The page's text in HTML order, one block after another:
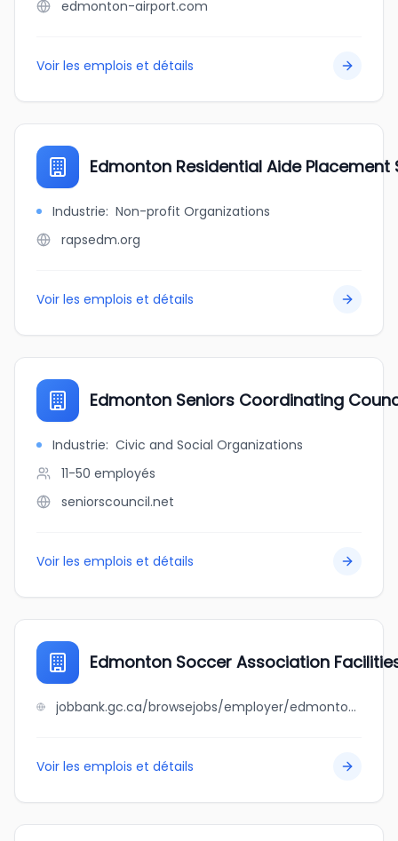
edmonton-airport.com
Voir les emplois et détails
Edmonton Residential Aide Placement
Industrie: Non-profit Organizations
rapsedm.org
Voir les emplois et détails
Edmonton Seniors Coordinating
Industrie: Civic and Social Organizations
11-50 employés
seniorscouncil.net
Voir les emplois et détails
Edmonton Soccer Association
jobbank.gc.ca/browsejobs/employer/edmonton+soccer+association+facilities/ca
Voir les emplois et détails